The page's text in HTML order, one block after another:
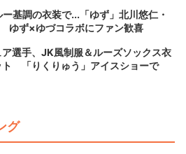
基調の衣装で...「ゆず」北川悠仁・
ゆず×ゆづコラボにファン歓喜
ア選手、JK風制服＆ルーズソックス衣
ト 「りくりゅう」アイスショーで
グ